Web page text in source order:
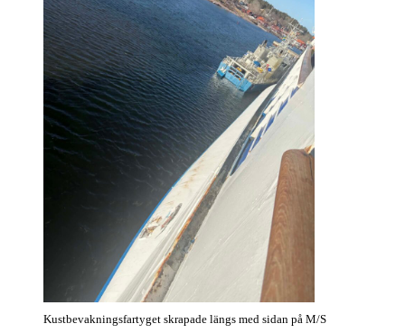
Kustbevakningsfartyget skrapade längs med sidan på M/S